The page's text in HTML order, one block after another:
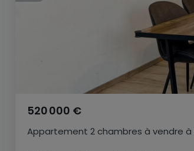
Appartement 2 chambres à vendre à
520 000 €